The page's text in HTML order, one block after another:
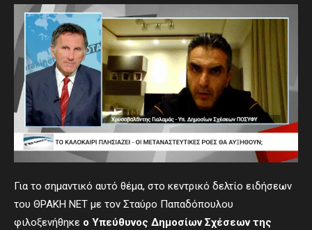
Για το σημαντικό αυτό θέμα, στο κεντρικό δελτίο ειδήσεων
του ΘΡΑΚΗ ΝΕΤ με τον Σταύρο Παπαδόπουλου
φιλοξενήθηκε o Υπεύθυνος Δημοσίων Σχέσεων της